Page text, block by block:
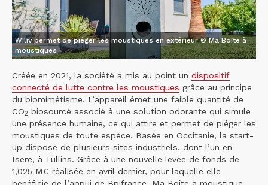
Wiliv permet de piéger les moustiques en extérieur © Ma Boîte à
moustiques
Créée en 2021, la société a mis au point un dispositif
connecté de lutte contre les moustiques grâce au principe
du biomimétisme. L’appareil émet une faible quantité de
CO2 biosourcé associé à une solution odorante qui simule
une présence humaine, ce qui attire et permet de piéger les
moustiques de toute espèce. Basée en Occitanie, la start-
up dispose de plusieurs sites industriels, dont l’un en
Isère, à Tullins. Grâce à une nouvelle levée de fonds de
1,025 M€ réalisée en avril dernier, pour laquelle elle
bénéficie de l’appui de Bpifrance, Ma Boîte à moustique